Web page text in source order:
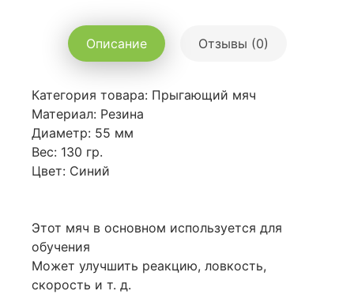
Описание Отзывы (0)
Категория товара: Прыгающий мяч
Материал: Резина
Диаметр: 55 мм
Вес: 130 гр.
Цвет: Синий
Этот мяч в основном используется для
обучения
Может улучшить реакцию, ловкость,
скорость и т. д.